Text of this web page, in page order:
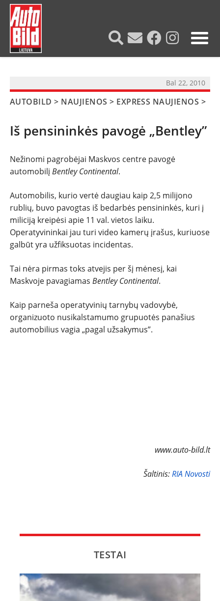
NAUJIENOS
TESTAI
NAUJI
NAUDOTI
REPORTAŽAI
SPORTAS
Bal 22, 2010
AUTOBILD > NAUJIENOS > EXPRESS NAUJIENOS >
Iš pensininkės pavogė „Bentley”
Nežinomi pagrobėjai Maskvos centre pavogė
automobilį Bentley Continental.
Automobilis, kurio vertė daugiau kaip 2,5 milijono
rublių, buvo pavogtas iš bedarbės pensininkės, kuri į
miliciją kreipėsi apie 11 val. vietos laiku.
Operatyvininkai jau turi video kamerų įrašus, kuriuose
galbūt yra užfiksuotas incidentas.
Tai nėra pirmas toks atvejis per šį mėnesį, kai
Maskvoje pavagiamas Bentley Continental.
Kaip parneša operatyvinių tarnybų vadovybė,
organizuoto nusikalstamumo grupuotės panašius
automobilius vagia „pagal užsakymus”.
www.auto-bild.lt
Šaltinis:RIA Novosti
TESTAI